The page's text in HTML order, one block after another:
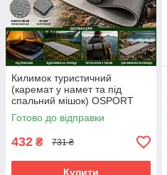
Килимок туристичний
(каремат у намет та під
спальний мішок) OSPORT
Tourist 10мм (FI-0082) Чорно-
сірий
Готово до відправки
432 ₴ 731 ₴
Купити